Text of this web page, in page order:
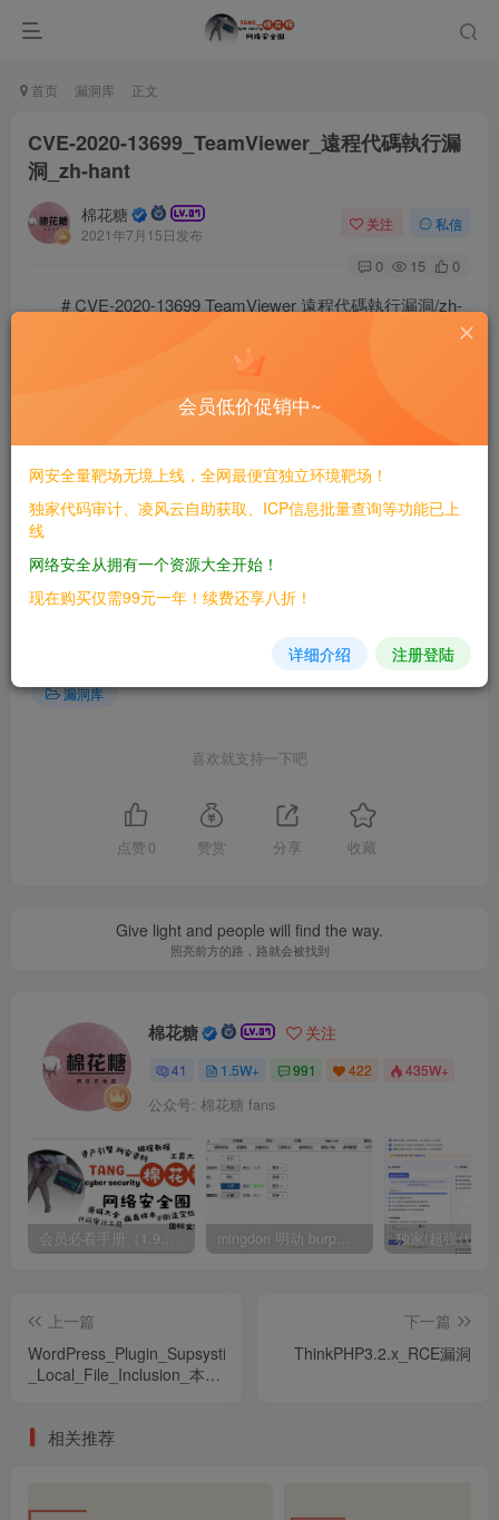
首页 漏洞库 正文
CVE-2020-13699_TeamViewer_遠程代碼執行漏
洞_zh-hant
棉花糖
2021年7月15日发布
关注 私信
0 15 0
# CVE-2020-13699 TeamViewer 遠程代碼執行漏洞/zh-
==EXP==
©版权声明
文章版权归作者所有，未经允许请勿转载。
漏洞库
喜欢就支持一下吧
点赞 0 赞赏 分享 收藏
Give light and people will find the way.
照亮前方的路，路就会被找到
棉花糖 关注
41 1.5W+ 991 422 435W+
公众号: 棉花糖 fans
会员必看手册（1.9.0版本 26.4.5更新） mingdon 明动 burp插件0.2.6版本 本地时间校验去除版
上一篇
WordPress_Plugin_Supsystic_Backup_2.3.9_-
_Local_File_Inclusion_本地
下一篇
ThinkPHP3.2.x_RCE漏洞
相关推荐
会员低价促销中~
网安全量靶场无境上线，全网最便宜独立环境靶场！
独家代码审计、凌风云自助获取、ICP信息批量查询等功能已上
线
网络安全从拥有一个资源大全开始！
现在购买仅需99元一年！续费还享八折！
详细介绍 注册登陆